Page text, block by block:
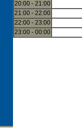
20:00 - 21:00
21:00 - 22:00
22:00 - 23:00
23:00 - 00:00